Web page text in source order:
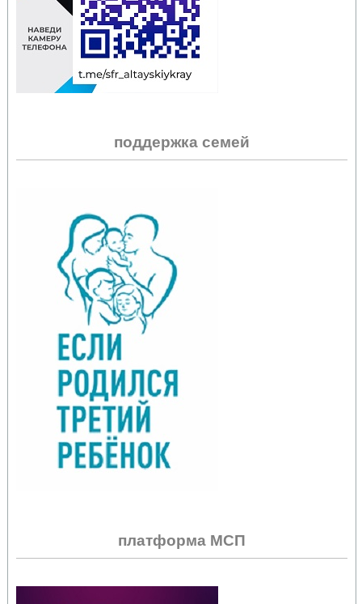
поддержка семей
платформа МСП